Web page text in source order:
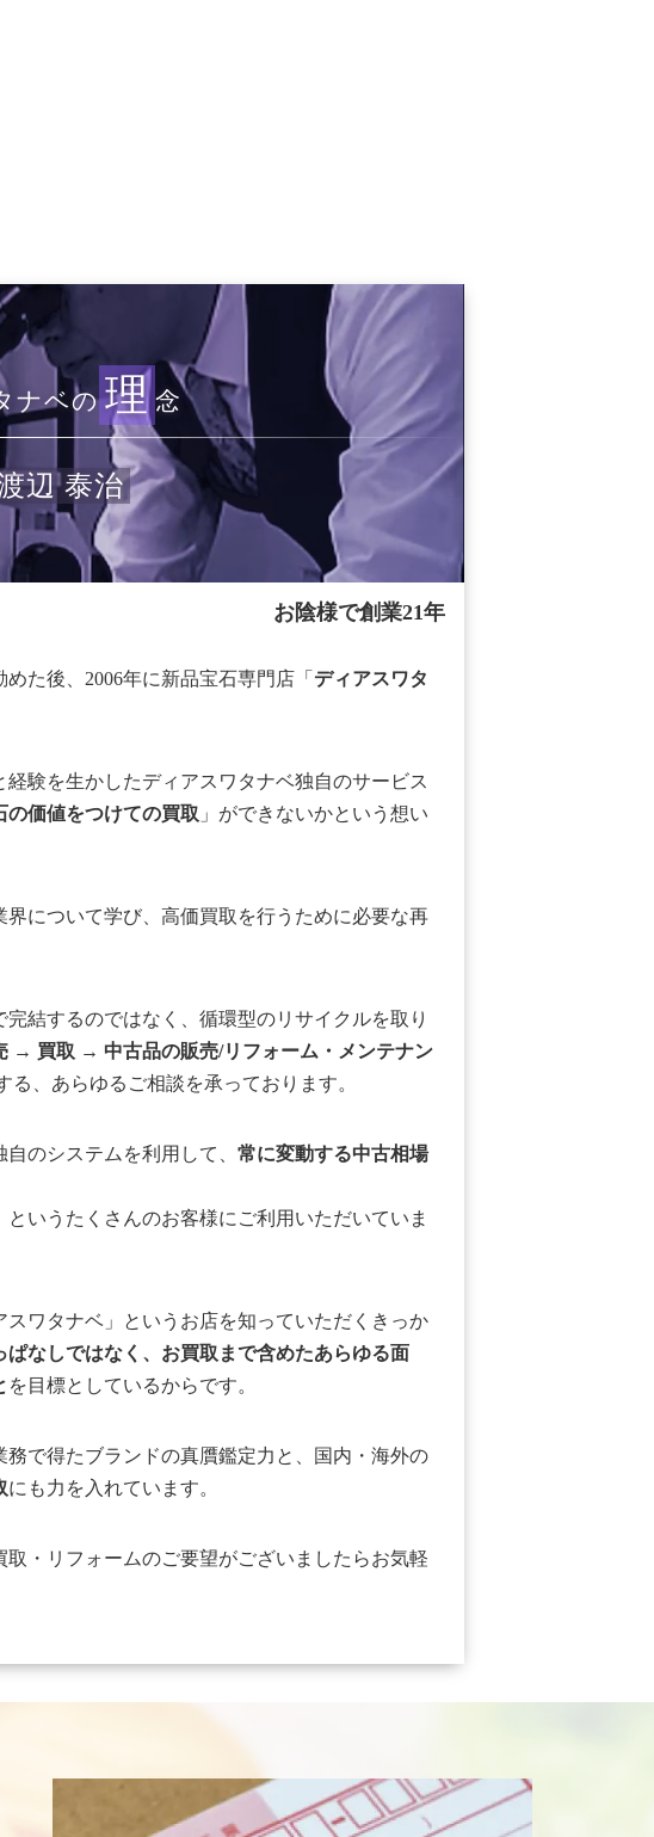
ナベの 理 念
辺 泰治
お陰様で創業21年
た後、2006年に新品宝石専門店「 ディアスワタ
験を生かしたディアスワタナベ独自のサービス
の価値をつけての買取 」ができないかという想い
について学び、高価買取を行うために必要な再
結するのではなく、循環型のリサイクルを取り
→ 買取 → 中古品の販売/リフォーム・メンテナン
る、あらゆるご相談を承っております。
のシステムを利用して、 常に変動する中古相場
というたくさんのお客様にご利用いただいていま
ワタナベ」というお店を知っていただくきっか
なしではなく、お買取まで含めたあらゆる面
を目標としているからです。
で得たブランドの真贋鑑定力と、国内・海外の
にも力を入れています。
・リフォームのご要望がございましたらお気軽